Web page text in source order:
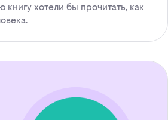
хотели бы прочитать, как